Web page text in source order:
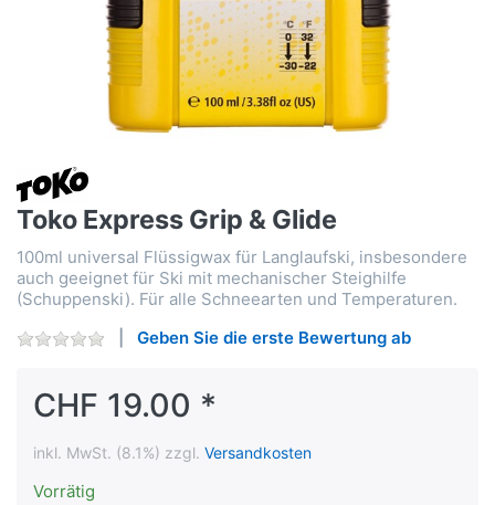
Toko Express Grip & Glide
100ml universal Flüssigwax für Langlaufski, insbesondere
auch geeignet für Ski mit mechanischer Steighilfe
(Schuppenski). Für alle Schneearten und Temperaturen.
Geben Sie die erste Bewertung ab
CHF 19.00 *
inkl. MwSt. (8.1%) zzgl. Versandkosten
Vorrätig